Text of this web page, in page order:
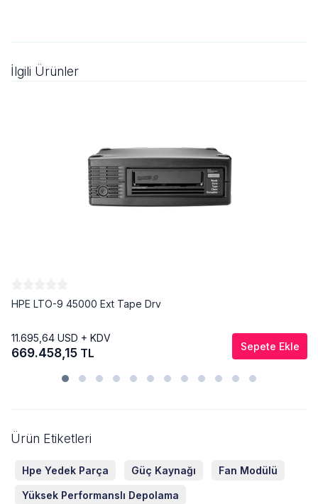
İlgili Ürünler
HPE LTO-9 45000 Ext Tape Drv
11.695,64 USD + KDV
669.458,15 TL Sepete Ekle
Ürün Etiketleri
Hpe Yedek Parça Güç Kaynağı Fan Modülü
Yüksek Performanslı Depolama